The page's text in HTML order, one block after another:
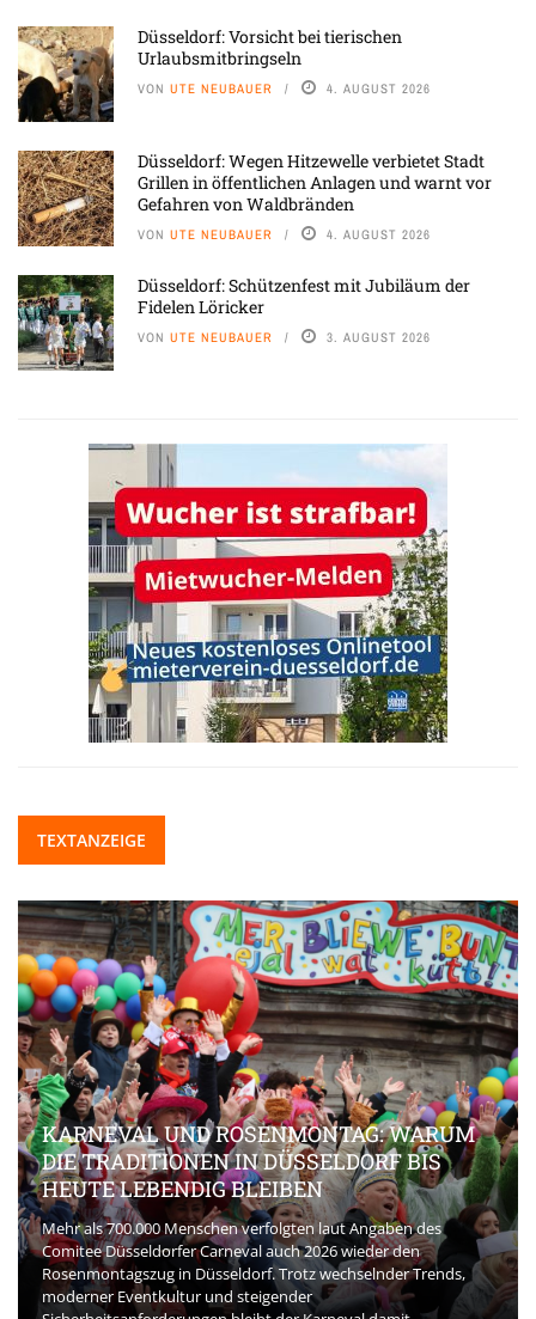
Düsseldorf: Vorsicht bei tierischen
Urlaubsmitbringseln
VON UTE NEUBAUER 4. AUGUST 2026
Düsseldorf: Wegen Hitzewelle verbietet Stadt
Grillen in öffentlichen Anlagen und warnt vor
Gefahren von Waldbränden
VON UTE NEUBAUER 4. AUGUST 2026
Düsseldorf: Schützenfest mit Jubiläum der
Fidelen Löricker
VON UTE NEUBAUER 3. AUGUST 2026
TEXTANZEIGE
KARNEVAL UND ROSENMONTAG: WARUM
DIE TRADITIONEN IN DÜSSELDORF BIS
HEUTE LEBENDIG BLEIBEN
Mehr als 700.000 Menschen verfolgten laut Angaben des
Comitee Düsseldorfer Carneval auch 2026 wieder den
Rosenmontagszug in Düsseldorf. Trotz wechselnder Trends,
moderner Eventkultur und steigender